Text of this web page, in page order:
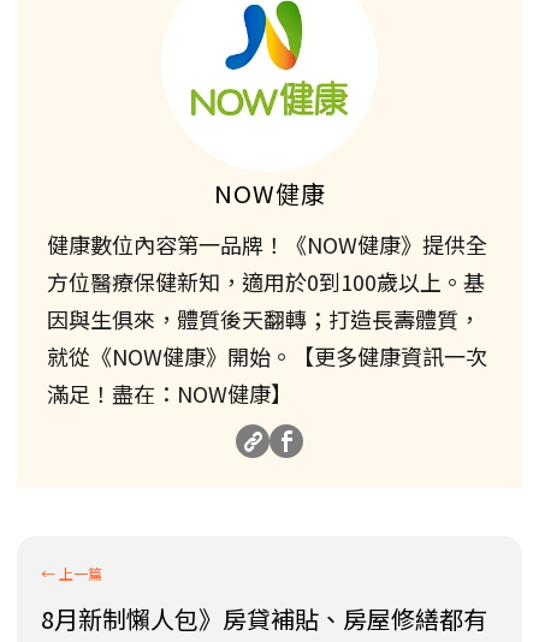
NOW健康
健康數位內容第一品牌！《NOW健康》提供全
方位醫療保健新知，適用於0到100歲以上。基
因與生俱來，體質後天翻轉；打造長壽體質，
就從《NOW健康》開始。【更多健康資訊一次
滿足！盡在：NOW健康】
8月新制懶人包》房貸補貼、房屋修繕都有